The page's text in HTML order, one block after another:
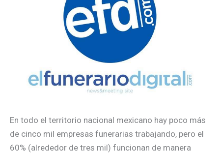
En todo el territorio nacional mexicano hay poco más
de cinco mil empresas funerarias trabajando, pero el
60% (alrededor de tres mil) funcionan de manera